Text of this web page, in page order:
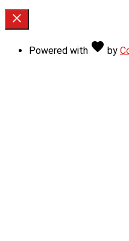
close
Toggle
visibility
Powered with favorite Love
by